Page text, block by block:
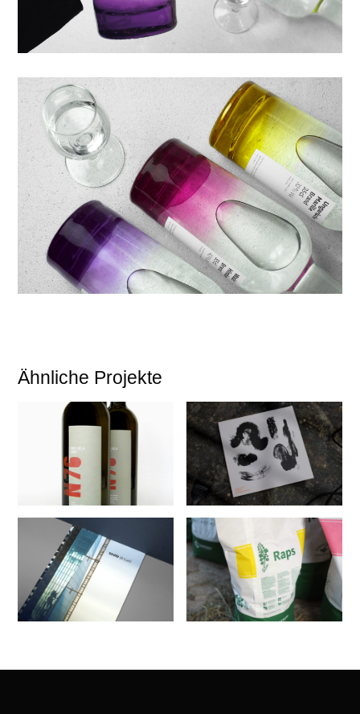
Ähnliche Projekte